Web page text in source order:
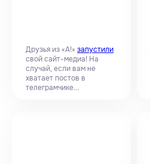
Друзья из «А!» запустили
свой сайт-медиа! На
случай, если вам не
хватает постов в
телеграмчике...